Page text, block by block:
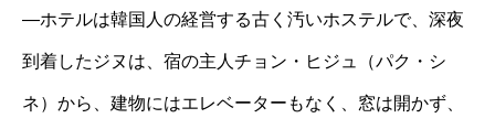
―ホテルは韓国人の経営する古く汚いホステルで、深夜
到着したジヌは、宿の主人チョン・ヒジュ（パク・シ
ネ）から、建物にはエレベーターもなく、窓は開かず、